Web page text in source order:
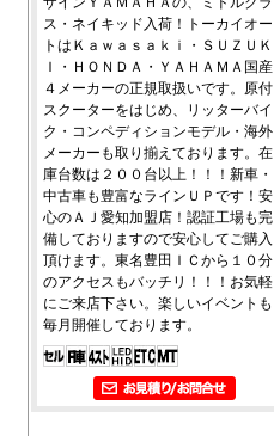
ス・ネイキッド入荷！トーカイオー
トはＫａｗａｓａｋｉ・ＳＵＺＵＫ
Ｉ・ＨＯＮＤＡ・ＹＡＨＡＭＡ国産
４メーカーの正規取扱いです。原付
スクーターをはじめ、リッターバイ
ク・コンペディションモデル・海外
メーカーも取り揃えております。在
庫台数は２００台以上！！！新車・
中古車も豊富なラインＵＰです！安
心のＡＪ愛知加盟店！認証工場も完
備しておりますので安心してご購入
頂けます。東名豊田ＩＣから１０分
のアクセスもバッチリ！！！お気軽
にご来店下さい。楽しいイベントも
毎月開催しております。